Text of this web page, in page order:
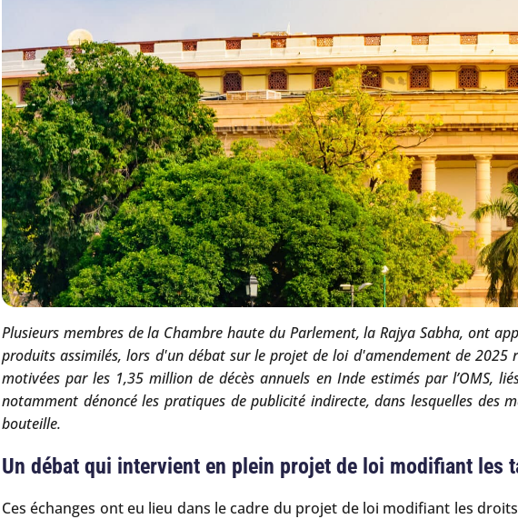
Plusieurs membres de la Chambre haute du Parlement, la Rajya Sabha, ont
produits assimilés, lors d'un débat sur le projet de loi d'amendement de
motivées par les 1,35 million de décès annuels en Inde estimés par l’OMS,
notamment dénoncé les pratiques de publicité indirecte, dans lesquelles des
bouteille.
Un débat qui intervient en plein projet de loi modifiant les
Ces échanges ont eu lieu dans le cadre du projet de loi modifiant les